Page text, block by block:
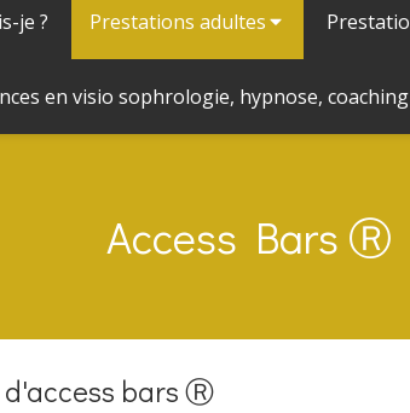
je ? Prestations adultes
en visio sophrologie, hypnose,
Access Bars Ⓡ
bars Ⓡ